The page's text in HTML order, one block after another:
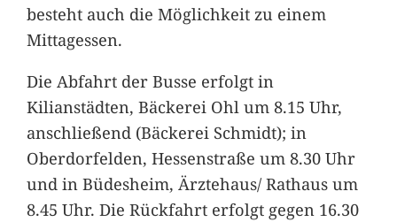
besteht auch die Möglichkeit zu einem
Mittagessen.
Die Abfahrt der Busse erfolgt in
Kilianstädten, Bäckerei Ohl um 8.15 Uhr,
anschließend (Bäckerei Schmidt); in
Oberdorfelden, Hessenstraße um 8.30 Uhr
und in Büdesheim, Ärztehaus/ Rathaus um
8.45 Uhr. Die Rückfahrt erfolgt gegen 16.30